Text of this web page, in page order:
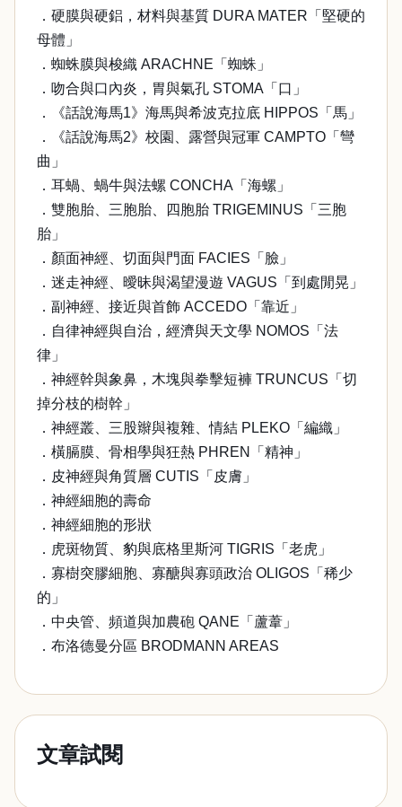
．硬膜與硬鋁，材料與基質 DURA MATER「堅硬的
母體」
．蜘蛛膜與梭織 ARACHNE「蜘蛛」
．吻合與口內炎，胃與氣孔 STOMA「口」
．《話說海馬1》海馬與希波克拉底 HIPPOS「馬」
．《話說海馬2》校園、露營與冠軍 CAMPTO「彎
曲」
．耳蝸、蝸牛與法螺 CONCHA「海螺」
．雙胞胎、三胞胎、四胞胎 TRIGEMINUS「三胞
胎」
．顏面神經、切面與門面 FACIES「臉」
．迷走神經、曖昧與渴望漫遊 VAGUS「到處閒晃」
．副神經、接近與首飾 ACCEDO「靠近」
．自律神經與自治，經濟與天文學 NOMOS「法
律」
．神經幹與象鼻，木塊與拳擊短褲 TRUNCUS「切
掉分枝的樹幹」
．神經叢、三股辮與複雜、情結 PLEKO「編織」
．橫膈膜、骨相學與狂熱 PHREN「精神」
．皮神經與角質層 CUTIS「皮膚」
．神經細胞的壽命
．神經細胞的形狀
．虎斑物質、豹與底格里斯河 TIGRIS「老虎」
．寡樹突膠細胞、寡醣與寡頭政治 OLIGOS「稀少
的」
．中央管、頻道與加農砲 QANE「蘆葦」
．布洛德曼分區 BRODMANN AREAS
文章試閱